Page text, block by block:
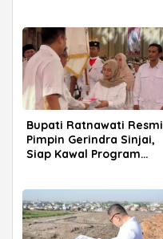
Bupati Ratnawati Resmi
Pimpin Gerindra Sinjai,
Siap Kawal Program